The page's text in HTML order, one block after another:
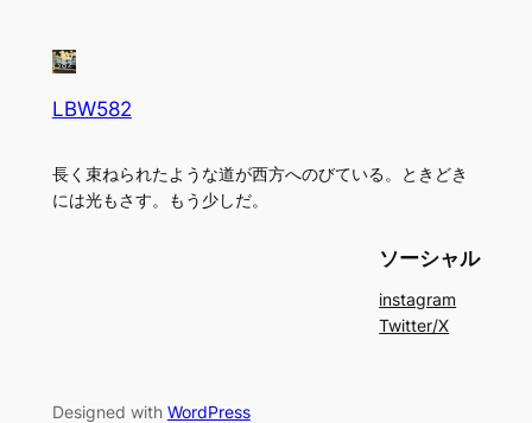
LBW582
長く束ねられたような道が西方へのびている。ときどき
には光もさす。もう少しだ。
ソーシャル
instagram
Twitter/X
Designed with WordPress